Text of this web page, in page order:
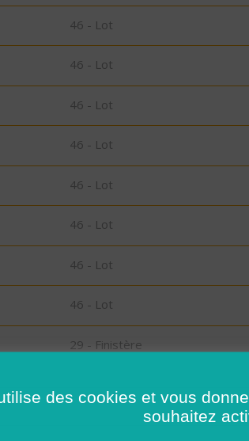
46 - Lot
46 - Lot
46 - Lot
46 - Lot
46 - Lot
46 - Lot
46 - Lot
46 - Lot
29 - Finistère
29 - Finistère
des cookies et vous
souhaitez